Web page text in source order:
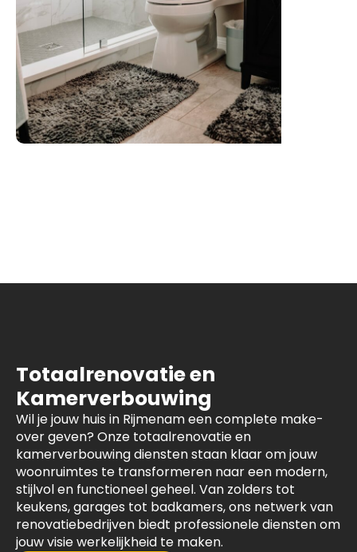
Totaalrenovatie en
Kamerverbouwing
Wil je jouw huis in Rijmenam een complete make-
over geven? Onze totaalrenovatie en
kamerverbouwing diensten staan klaar om jouw
woonruimtes te transformeren naar een modern,
stijlvol en functioneel geheel. Van zolders tot
keukens, garages tot badkamers, ons netwerk van
renovatiebedrijven biedt professionele diensten om
jouw visie werkelijkheid te maken.